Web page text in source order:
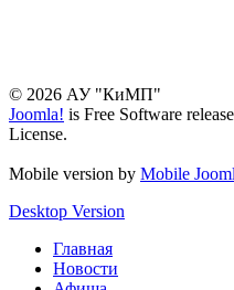
© 2026 АУ "КиМП"
Joomla! is Free Software
License.
Mobile version by Mobile
Desktop Version
Главная
Новости